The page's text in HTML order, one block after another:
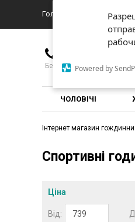
Powered by
Powered by
Головна Про магазин
Безкоштовно для всіх
ЧОЛОВІЧІ
Інтернет магазин
Спортивні
Ціна
Від: